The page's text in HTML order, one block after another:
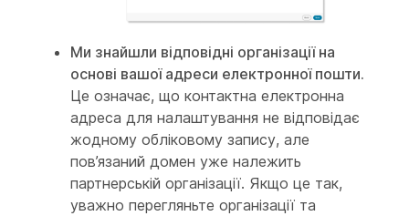
Ми знайшли відповідні організації на
основі вашої адреси електронної пошти.
Це означає, що контактна електронна
адреса для налаштування не відповідає
жодному обліковому запису, але
пов’язаний домен уже належить
партнерській організації. Якщо це так,
уважно перегляньте організації та